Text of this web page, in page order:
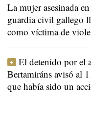
La mujer asesinada
guardia civil gallego
como víctima de
El detenido por el
Bertamiráns avisó al
que había sido un